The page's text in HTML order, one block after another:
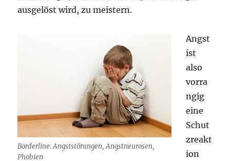
ausgelöst wird, zu meistern.
Borderline: Angststörungen, Angstneurosen,
Phobien
Angst
ist
also
vorra
ngig
eine
Schut
zreakt
ion